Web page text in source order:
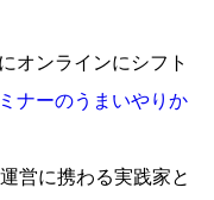
オンラインにシフト
ナーのうまいやりか
営に携わる実践家と